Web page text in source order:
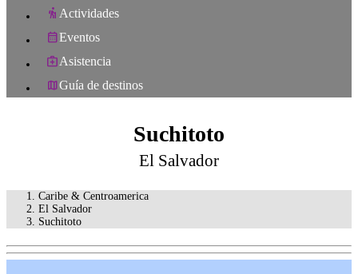
Actividades
Eventos
Asistencia
Guía de destinos
Suchitoto
El Salvador
Caribe & Centroamerica
El Salvador
Suchitoto